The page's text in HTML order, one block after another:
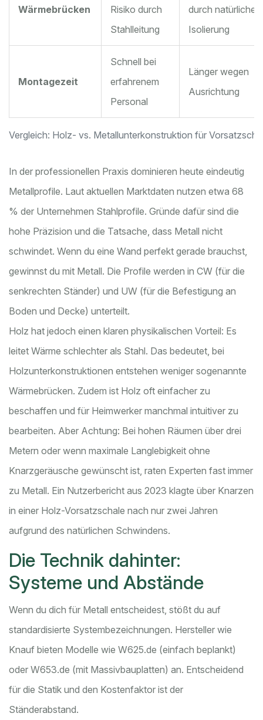
Vergleich: Holz- vs. Metallunterkonstruktion für
Wärmebrücken
Risiko durch
Stahlleitung
durch natürliche
Isolierung
Montagezeit
Schnell bei
erfahrenem
Personal
Länger wegen
Ausrichtung
In der professionellen Praxis dominieren heute eindeutig
Metallprofile. Laut aktuellen Marktdaten nutzen etwa 68
% der Unternehmen Stahlprofile. Gründe dafür sind die
hohe Präzision und die Tatsache, dass Metall nicht
schwindet. Wenn du eine Wand perfekt gerade brauchst,
gewinnst du mit Metall. Die Profile werden in CW (für die
senkrechten Ständer) und UW (für die Befestigung an
Boden und Decke) unterteilt.
Holz hat jedoch einen klaren physikalischen Vorteil: Es
leitet Wärme schlechter als Stahl. Das bedeutet, bei
Holzunterkonstruktionen entstehen weniger sogenannte
Wärmebrücken. Zudem ist Holz oft einfacher zu
beschaffen und für Heimwerker manchmal intuitiver zu
bearbeiten. Aber Achtung: Bei hohen Räumen über drei
Metern oder wenn maximale Langlebigkeit ohne
Knarzgeräusche gewünscht ist, raten Experten fast immer
zu Metall. Ein Nutzerbericht aus 2023 klagte über Knarzen
in einer Holz-Vorsatzschale nach nur zwei Jahren
aufgrund des natürlichen Schwindens.
Die Technik dahinter:
Systeme und Abstände
Wenn du dich für Metall entscheidest, stößt du auf
standardisierte Systembezeichnungen. Hersteller wie
Knauf bieten Modelle wie W625.de (einfach beplankt)
oder W653.de (mit Massivbauplatten) an. Entscheidend
für die Statik und den Kostenfaktor ist der
Ständerabstand.